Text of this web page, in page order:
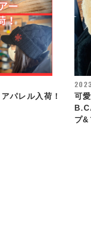
パレル入荷！
可
プ&